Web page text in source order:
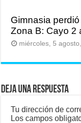
Gimnasia
Zona B: Cayo 2
miércoles, 5
Deja una respuesta
Tu dirección de
Los campos